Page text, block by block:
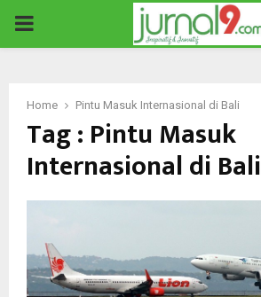
PRIMARY
Home Pintu Masuk Internasional di Bali
Tag : Pintu Masuk
Internasional di Bali